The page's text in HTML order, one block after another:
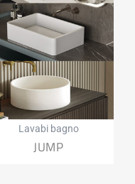
Lavabi bagno
JUMP